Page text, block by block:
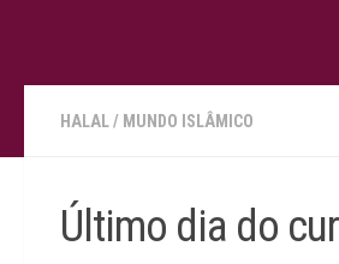
HALAL/ MUNDO ISLÂMICO
Último dia do